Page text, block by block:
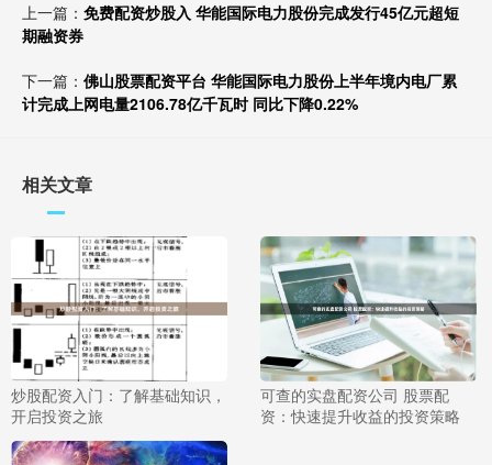
上一篇： 免费配资炒股入 华能国际电力股份完成发行45亿元超短
期融资券
下一篇： 佛山股票配资平台 华能国际电力股份上半年境内电厂累
计完成上网电量2106.78亿千瓦时 同比下降0.22%
相关文章
炒股配资入门：了解基础知识，
开启投资之旅
可查的实盘配资公司 股票配
资：快速提升收益的投资策略